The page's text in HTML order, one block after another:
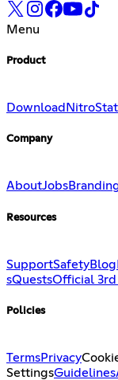
Menu
Product
Download Nitro
Company
AboutJobs
Resources
SupportSafetyBlog
sQuestsOfficial
Policies
TermsPrivacy
SettingsGuidelines